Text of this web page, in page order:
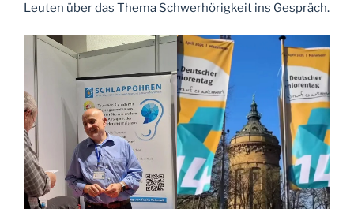
Leuten über das Thema Schwerhörigkeit ins Gespräch.